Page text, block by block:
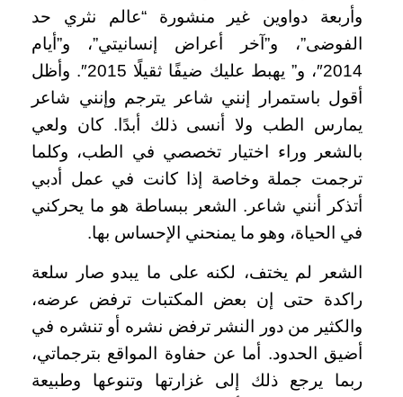
وأربعة دواوين غير منشورة “عالم نثري حد
الفوضى”، و”آخر أعراض إنسانيتي”، و”أيام
2014″، و” يهبط عليك ضيفًا ثقيلًا 2015″. وأظل
أقول باستمرار إنني شاعر يترجم وإنني شاعر
يمارس الطب ولا أنسى ذلك أبدًا. كان ولعي
بالشعر وراء اختيار تخصصي في الطب، وكلما
ترجمت جملة وخاصة إذا كانت في عمل أدبي
أتذكر أنني شاعر. الشعر ببساطة هو ما يحركني
في الحياة، وهو ما يمنحني الإحساس بها.
الشعر لم يختف، لكنه على ما يبدو صار سلعة
راكدة حتى إن بعض المكتبات ترفض عرضه،
والكثير من دور النشر ترفض نشره أو تنشره في
أضيق الحدود. أما عن حفاوة المواقع بترجماتي،
ربما يرجع ذلك إلى غزارتها وتنوعها وطبيعة